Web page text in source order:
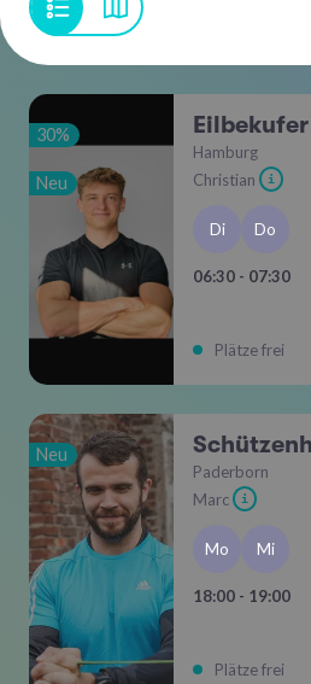
30%
Neu
Eilbekufer
Hamburg
Christian
i
Di Do
06:30 - 07:30
Plätze frei
Neu
Paderborn
Marc
i
Mo Mi
18:00 - 19:00
Plätze frei